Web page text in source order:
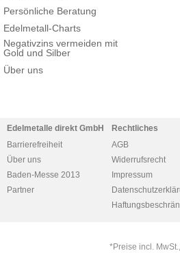
Persönliche Beratung
Edelmetall-Charts
Negativzins vermeiden mit
Gold und Silber
Über uns
Edelmetalle direkt GmbH
Barrierefreiheit
Über uns
Baden-Messe 2013
Partner
Rechtliches
AGB
Widerrufsrecht
Impressum
*Preise incl.